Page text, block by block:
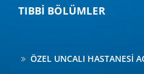
TIBBİ BÖLÜMLER
ÖZEL UNCALI HASTANESİ